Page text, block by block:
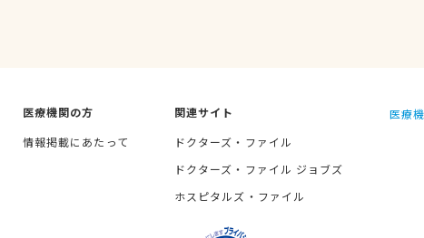
医療機関の方
情報掲載にあたって
関連サイト
ドクターズ・ファイル
ドクターズ・ファイル ジョブズ
ホスピタルズ・ファイル
医療